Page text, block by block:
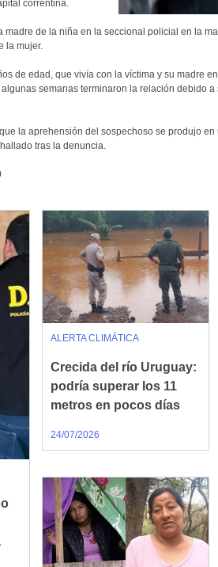
correntina.
madre de la niña en la seccional policial en la
la mujer.
de edad, que vivía con la víctima y su madre
semanas terminaron la relación debido
la aprehensión del sospechoso se produjo
tras la denuncia.
ALERTA CLIMÁTICA
Crecida del río Uruguay:
podría superar los 11
metros en pocos días
24/07/2026